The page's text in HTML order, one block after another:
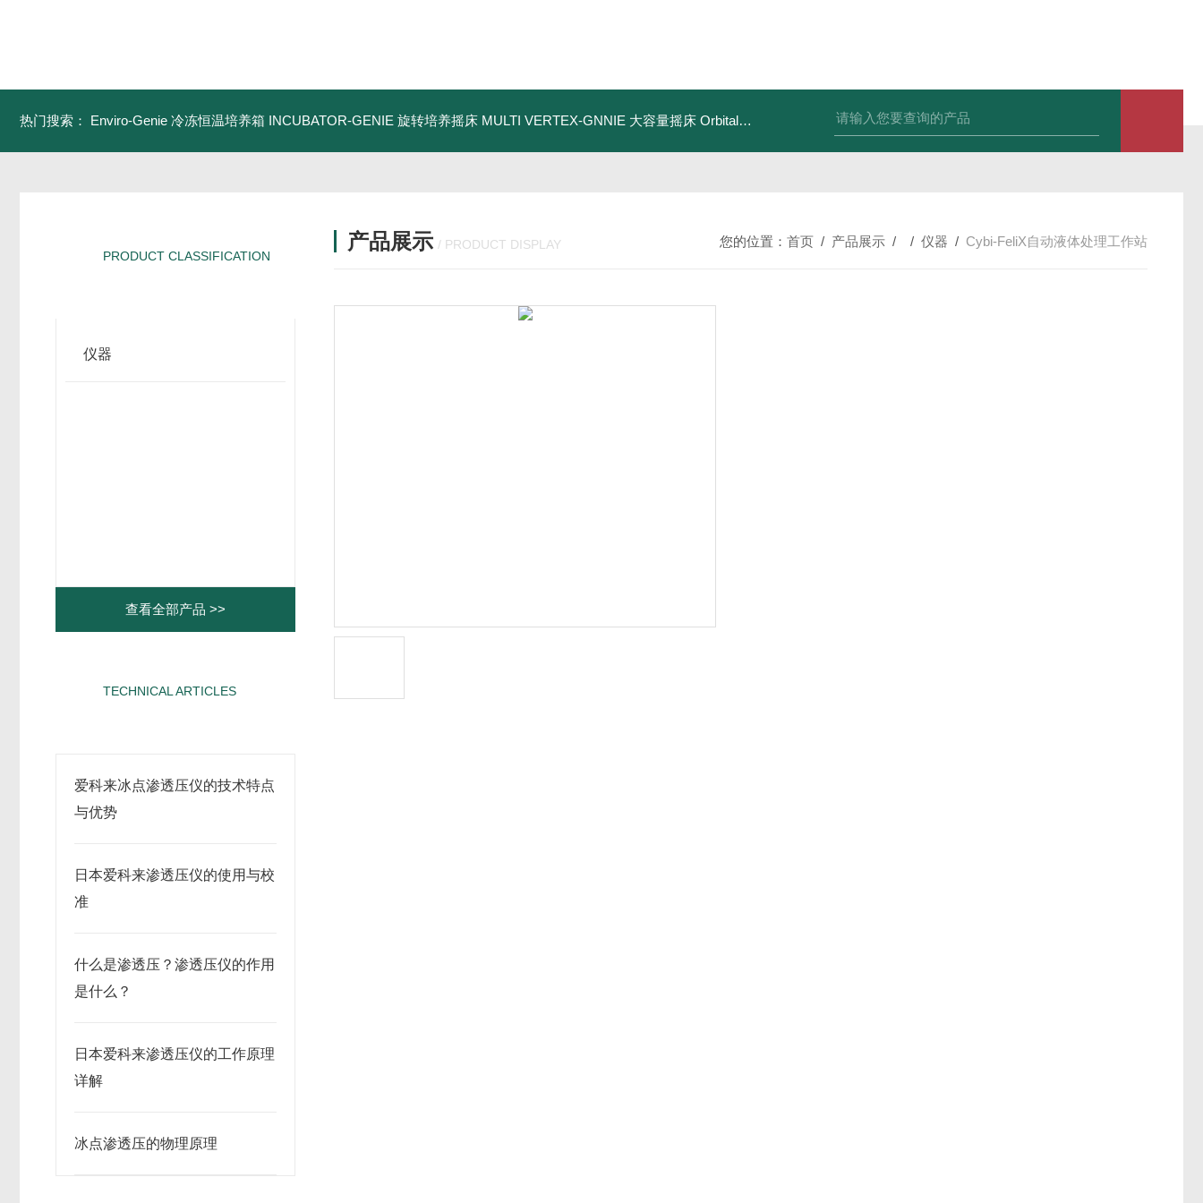
热门搜索： Enviro-Genie 冷冻恒温培养箱 INCUBATOR-GENIE 旋转培养摇床 MULTI VERTEX-GNNIE 大容量摇床 Orbital-Genie Shaker 轨道摇床 CelCulture® 直热式二氧化碳培养箱
PRODUCT CLASSIFICATION
仪器
查看全部产品 >>
TECHNICAL ARTICLES
爱科来冰点渗透压仪的技术特点
与优势
日本爱科来渗透压仪的使用与校
准
什么是渗透压？渗透压仪的作用
是什么？
日本爱科来渗透压仪的工作原理
详解
冰点渗透压的物理原理
产品展示 / PRODUCT DISPLAY 您的位置： 首页 / 产品展示 / / 仪器 / Cybi-FeliX自动液体处理工作站